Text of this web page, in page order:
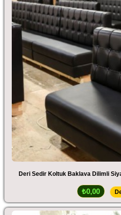
Deri Sedir Koltuk Baklava Dilimli
₺0,00